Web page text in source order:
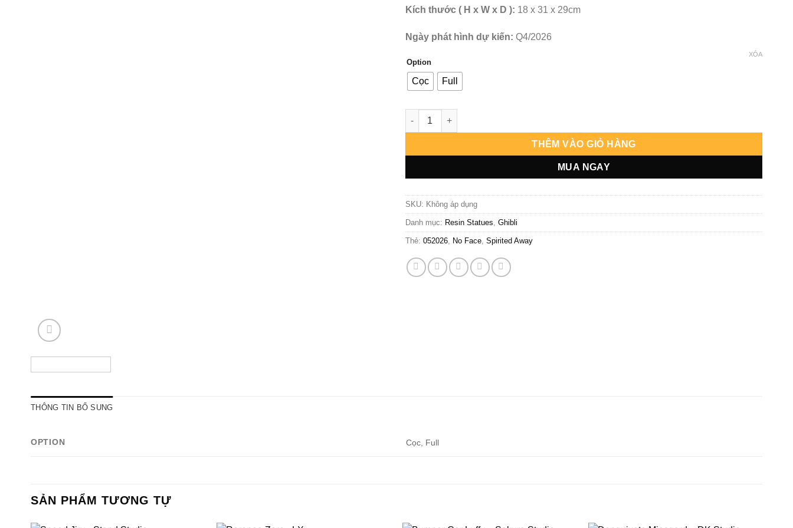
Kích thước ( H x W x D ): 18 x 31 x 29cm
Ngày phát hình dự kiến: Q4/2026
Option
Cọc Full
XÓA
Ghibli - Spirited Away - Shen Yin số lượng
THÊM VÀO GIỎ HÀNG
MUA NGAY
SKU: Không áp dụng
Danh mục: Resin Statues, Ghibli
Thẻ: 052026, No Face, Spirited Away
THÔNG TIN BỔ SUNG
OPTION Cọc, Full
SẢN PHẨM TƯƠNG TỰ